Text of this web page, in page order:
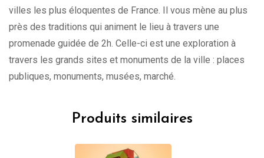
villes les plus éloquentes de France. Il vous mène au plus
près des traditions qui animent le lieu à travers une
promenade guidée de 2h. Celle-ci est une exploration à
travers les grands sites et monuments de la ville : places
publiques, monuments, musées, marché.
Produits similaires